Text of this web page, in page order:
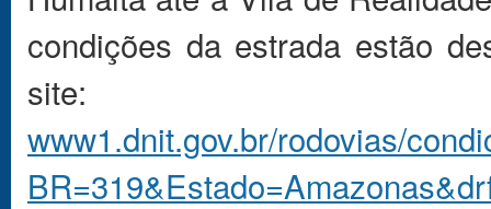
condições da estrada estão
site:
www1.dnit.gov.br/rodovias/